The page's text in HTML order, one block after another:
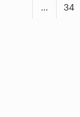
... 34